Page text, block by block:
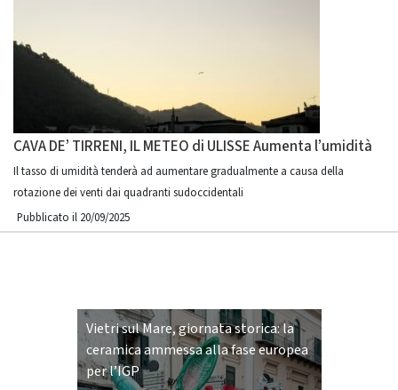
CAVA DE’ TIRRENI, IL METEO di ULISSE Aumenta l’umidità
Il tasso di umidità tenderà ad aumentare gradualmente a causa della
rotazione dei venti dai quadranti sudoccidentali
Pubblicato il 20/09/2025
Vietri sul Mare, giornata storica: la
ceramica ammessa alla fase europea
per l’IGP